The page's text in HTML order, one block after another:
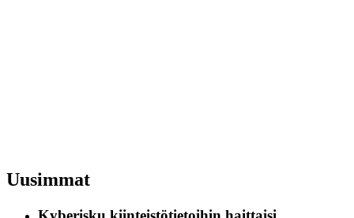
Uusimmat